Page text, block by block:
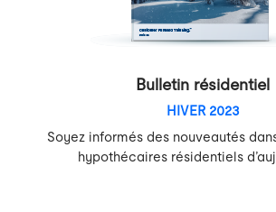
Bulletin résidentiel
HIVER 2023
Soyez informés des nouveautés
hypothécaires résidentiels